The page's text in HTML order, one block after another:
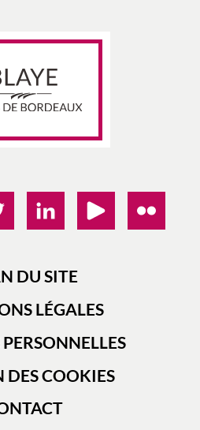
DU SITE
LÉGALES
DES COOKIES